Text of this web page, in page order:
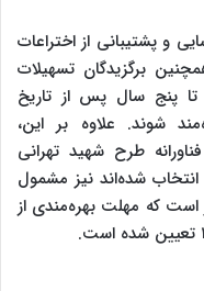
و پشتیبانی از اختراعات
برگزیدگان تسهیلات
پنج سال پس از تاریخ
شوند. علاوه بر این،
طرح شهید تهرانی
مقدم که تا پیش از تاریخ ۲۱ اسفند ۱۴۰۲ انتخاب شده‌اند نیز مشمول
است که مهلت بهره‌مندی از